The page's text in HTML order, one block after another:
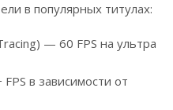
в популярных титулах:
— 60 FPS на ультра
в зависимости от